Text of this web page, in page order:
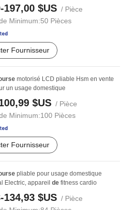
197,00 $US / Pièce
Minimum:50 Pièces
Fournisseur
motorisé LCD pliable Hsm en vente
un usage domestique
$US / Pièce
Minimum:100 Pièces
Fournisseur
pliable pour usage domestique
Electric, appareil de fitness cardio
134,93 $US / Pièce